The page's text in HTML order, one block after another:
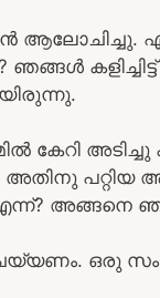
കേറി
അതിനു
അങ്ങനെ
ചെയ്യണം.